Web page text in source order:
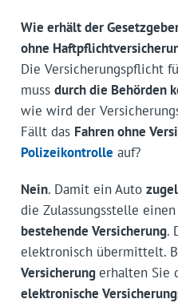
Wie erhält der
ohne
Die Versicherungspflicht
muss durch die Behörden
wie wird der
Fällt das Fahren ohne
Polizeikontrolle auf?
Nein. Damit ein Auto
die Zulassungsstelle einen
bestehende Versicherung.
elektronisch übermittelt.
Versicherungerhalten Sie
elektronische